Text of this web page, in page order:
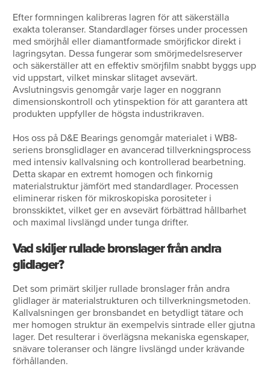
Efter formningen kalibreras lagren för att säkerställa
exakta toleranser. Standardlager förses under processen
med smörjhål eller diamantformade smörjfickor direkt i
lagringsytan. Dessa fungerar som smörjmedelsreserver
och säkerställer att en effektiv smörjfilm snabbt byggs upp
vid uppstart, vilket minskar slitaget avsevärt.
Avslutningsvis genomgår varje lager en noggrann
dimensionskontroll och ytinspektion för att garantera att
produkten uppfyller de högsta industrikraven.
Hos oss på D&E Bearings genomgår materialet i WB8-
seriens bronsglidlager en avancerad tillverkningsprocess
med intensiv kallvalsning och kontrollerad bearbetning.
Detta skapar en extremt homogen och finkornig
materialstruktur jämfört med standardlager. Processen
eliminerar risken för mikroskopiska porositeter i
bronsskiktet, vilket ger en avsevärt förbättrad hållbarhet
och maximal livslängd under tunga drifter.
Vad skiljer rullade bronslager från andra
glidlager?
Det som primärt skiljer rullade bronslager från andra
glidlager är materialstrukturen och tillverkningsmetoden.
Kallvalsningen ger bronsbandet en betydligt tätare och
mer homogen struktur än exempelvis sintrade eller gjutna
lager. Det resulterar i överlägsna mekaniska egenskaper,
snävare toleranser och längre livslängd under krävande
förhållanden.